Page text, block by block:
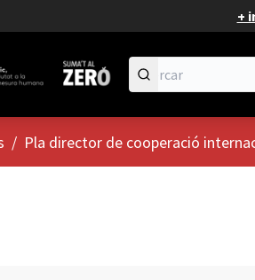
+
/ Pla director de cooperació